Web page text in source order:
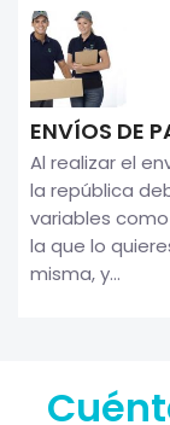
ENVÍOS DE
Al realizar el
la república
variables
la que lo
misma, y...